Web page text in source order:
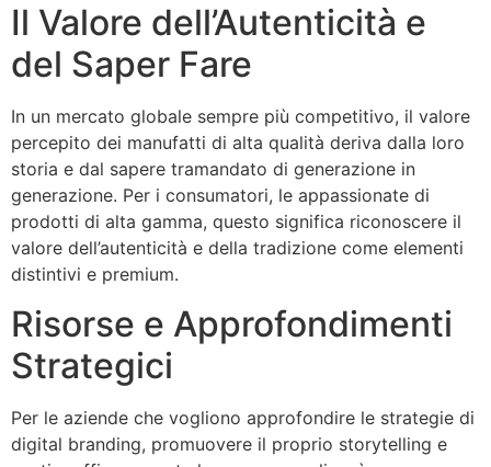
Il Valore dell’Autenticità e
del Saper Fare
In un mercato globale sempre più competitivo, il valore
percepito dei manufatti di alta qualità deriva dalla loro
storia e dal sapere tramandato di generazione in
generazione. Per i consumatori, le appassionate di
prodotti di alta gamma, questo significa riconoscere il
valore dell’autenticità e della tradizione come elementi
distintivi e premium.
Risorse e Approfondimenti
Strategici
Per le aziende che vogliono approfondire le strategie di
digital branding, promuovere il proprio storytelling e